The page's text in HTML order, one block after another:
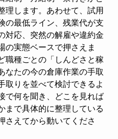
理します。あわせて、試用
の最低ライン、残業代が支
対応、突然の解雇や違約金
の実態ベースで押さえま
職種ごとの「しんどさと稼
なたの今の倉庫作業の手取
取りを並べて検討できるよ
で何を聞き、どこを見れば
まで具体的に整理している
さえてから動いてくださ